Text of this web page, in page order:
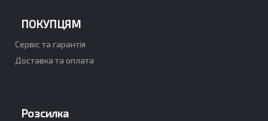
ПОКУПЦЯМ
Сервіс та гарантія
Доставка та оплата
Розсилка